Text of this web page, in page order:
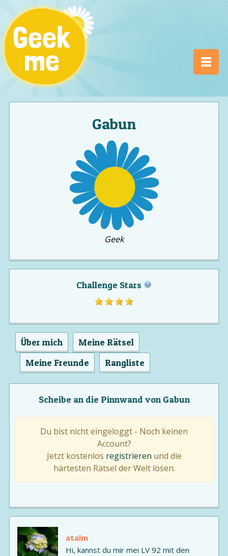
Gabun
Geek
Challenge Stars
Über mich
Meine Rätsel
Meine Freunde
Rangliste
Scheibe an die Pinnwand von Gabun
Du bist nicht eingeloggt - Noch keinen
Account?
Jetzt kostenlos registrieren und die
härtesten Rätsel der Welt lösen.
atalm
Hi, kannst du mir mei LV 92 mit den